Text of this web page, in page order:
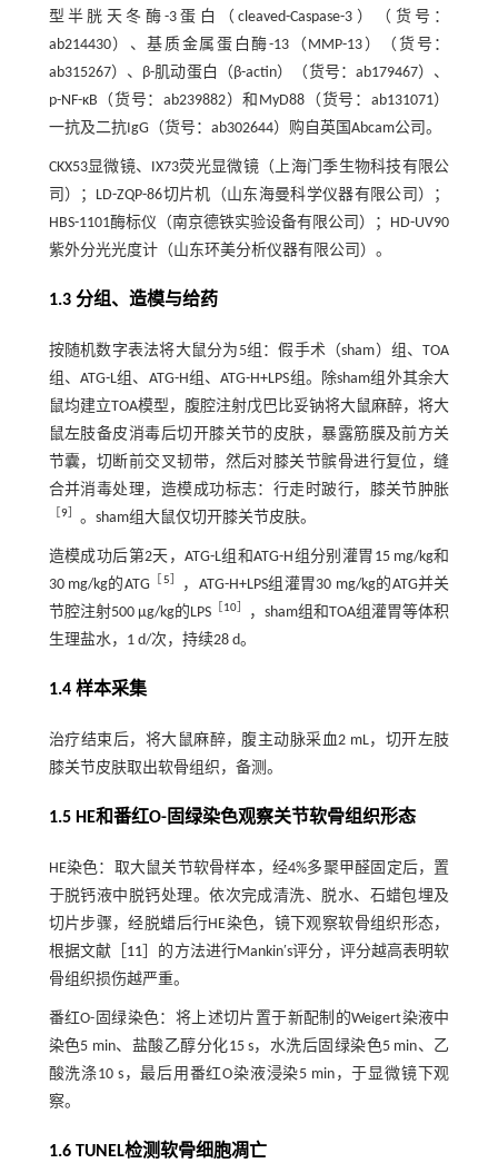
型半胱天冬酶-3蛋白（cleaved-Caspase-3）（货号：
ab214430）、基质金属蛋白酶-13（MMP-13）（货号：
ab315267）、β-肌动蛋白（β-actin）（货号：ab179467）、
p-NF-κB（货号：ab239882）和MyD88（货号：ab131071）
一抗及二抗IgG（货号：ab302644）购自英国Abcam公司。
CKX53显微镜、IX73荧光显微镜（上海门季生物科技有限公
司）；LD-ZQP-86切片机（山东海曼科学仪器有限公司）；
HBS-1101酶标仪（南京德铁实验设备有限公司）；HD-UV90
紫外分光光度计（山东环美分析仪器有限公司）。
1.3 分组、造模与给药
按随机数字表法将大鼠分为5组：假手术（sham）组、TOA
组、ATG-L组、ATG-H组、ATG-H+LPS组。除sham组外其余大
鼠均建立TOA模型，腹腔注射戊巴比妥钠将大鼠麻醉，将大
鼠左肢备皮消毒后切开膝关节的皮肤，暴露筋膜及前方关
节囊，切断前交叉韧带，然后对膝关节髌骨进行复位，缝
合并消毒处理，造模成功标志：行走时跛行，膝关节肿胀
9］ 。sham组大鼠仅切开膝关节皮肤。
造模成功后第2天，ATG-L组和ATG-H组分别灌胃15 mg/kg和
30 mg/kg的ATG
5
，ATG-H+LPS组灌胃30 mg/kg的ATG并关
节腔注射500 μg/kg的LPS［ 10］
，sham组和TOA组灌胃等体积
生理盐水，1 d/次，持续28 d。
1.4 样本采集
治疗结束后，将大鼠麻醉，腹主动脉采血2 mL，切开左肢
膝关节皮肤取出软骨组织，备测。
1.5 HE和番红O-固绿染色观察关节软骨组织形态
HE染色：取大鼠关节软骨样本，经4%多聚甲醛固定后，置
于脱钙液中脱钙处理。依次完成清洗、脱水、石蜡包埋及
切片步骤，经脱蜡后行HE染色，镜下观察软骨组织形态，
根据文献［ 11 ］的方法进行Mankin′s评分，评分越高表明软
骨组织损伤越严重。
番红O-固绿染色：将上述切片置于新配制的Weigert染液中
染色5 min、盐酸乙醇分化15 s，水洗后固绿染色5 min、乙
酸洗涤10 s，最后用番红O染液浸染5 min，于显微镜下观
察。
1.6 TUNEL检测软骨细胞凋亡